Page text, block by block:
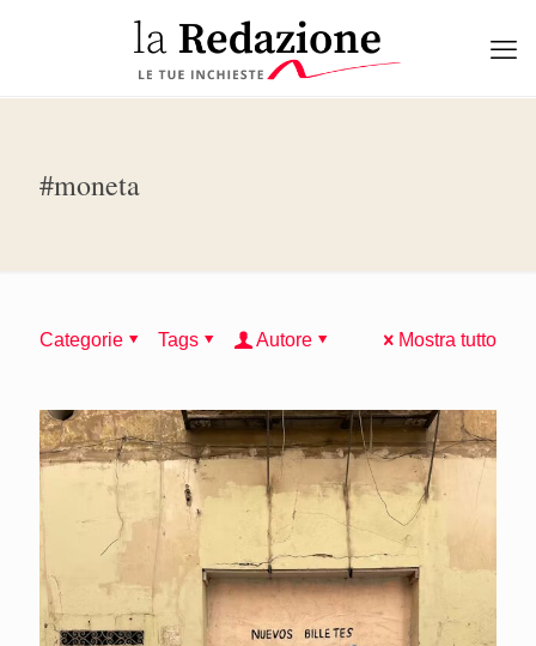
#moneta
Categorie Tags Autore Mostra tutto